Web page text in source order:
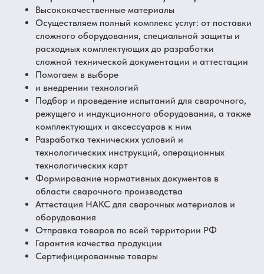
Высококачественные материалы
Осуществляем полный комплекс услуг: от поставки
сложного оборудования, специальной защиты и
расходных комплектующих до разработки
сложной технической документации и аттестации
Помогаем в выборе
и внедрении технологий
Подбор и проведение испытаний для сварочного,
режущего и индукционного оборудования, а также
комплектующих и аксессуаров к ним
Разработка технических условий и
технологических инструкций, операционных
технологических карт
Формирование нормативных документов в
области сварочного производства
Аттестация НАКС для сварочных материалов и
оборудования
Отправка товаров по всей территории РФ
Гарантия качества продукции
Сертифицированные товары